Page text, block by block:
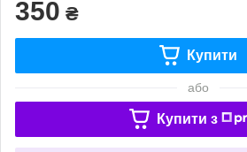
350 ₴
Купити
або
Купити з